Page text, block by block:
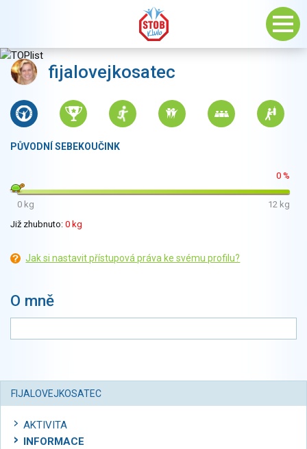
fijalovejkosatec
PŮVODNÍ SEBEKOUČINK
0 %
0 kg
12 kg
Již zhubnuto: 0 kg
Jak si nastavit přístupová práva ke svému profilu?
O mně
FIJALOVEJKOSATEC
AKTIVITA
INFORMACE